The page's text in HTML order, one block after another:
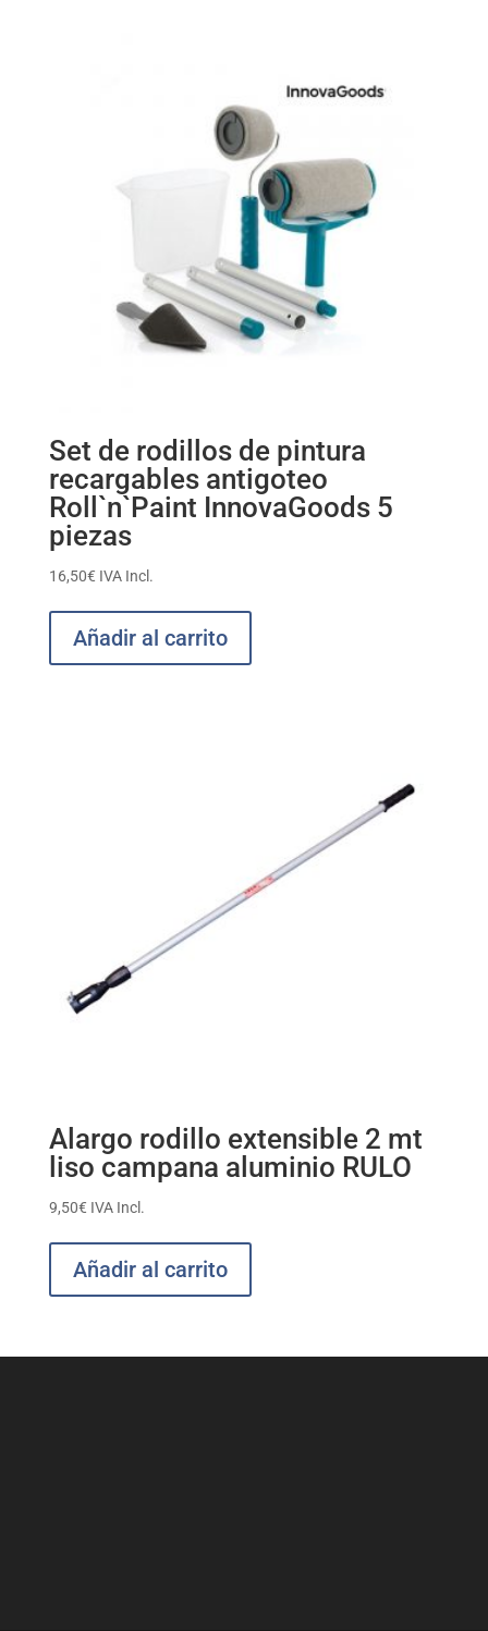
Set de rodillos de pintura
recargables antigoteo
Roll`n`Paint InnovaGoods 5
piezas
16,50€ IVA Incl.
Añadir al carrito
Alargo rodillo extensible 2 mt
liso campana aluminio RULO
9,50€ IVA Incl.
Añadir al carrito